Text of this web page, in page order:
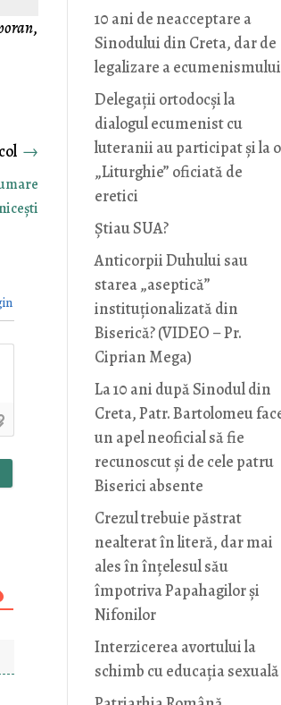
,
→
10 ani de neacceptare a
Sinodului din Creta, dar de
legalizare a ecumenismului
Delegații ortodocși la
dialogul ecumenist cu
luteranii au participat și la o
„Liturghie” oficiată de
eretici
Știau SUA?
Anticorpii Duhului sau
starea „aseptică”
instituționalizată din
Biserică? (VIDEO – Pr.
Ciprian Mega)
La 10 ani după Sinodul din
Creta, Patr. Bartolomeu
un apel neoficial să fie
recunoscut și de cele patru
Biserici absente
Crezul trebuie păstrat
nealterat în literă, dar mai
ales în înțelesul său
împotriva Papahagilor și
Nifonilor
Interzicerea avortului la
schimb cu educaţia sexuală